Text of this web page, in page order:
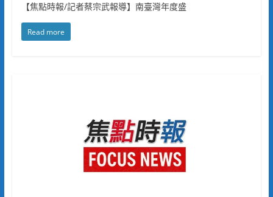
【焦點時報/記者蔡宗武報導】南臺灣年度盛
Read more